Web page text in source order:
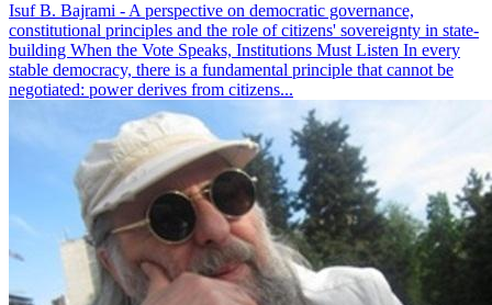
Isuf B. Bajrami - A perspective on democratic governance,
constitutional principles and the role of citizens' sovereignty in state-
building When the Vote Speaks, Institutions Must Listen In every
stable democracy, there is a fundamental principle that cannot be
negotiated: power derives from citizens...